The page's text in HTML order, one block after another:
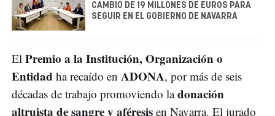
CAMBIO DE 19 MILLONES DE EUROS PARA
SEGUIR EN EL GOBIERNO DE NAVARRA
El Premio a la Institución, Organización o
Entidad ha recaído en ADONA, por más de seis
décadas de trabajo promoviendo ladonación
altruista de sangre y aféresis en Navarra. El jurado